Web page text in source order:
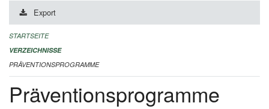
DURCHFÜHRUNG UND FINANZIERUNG
IMPRESSUM
Export
STARTSEITE
VERZEICHNISSE
PRÄVENTIONSPROGRAMME
Präventionsprogramme